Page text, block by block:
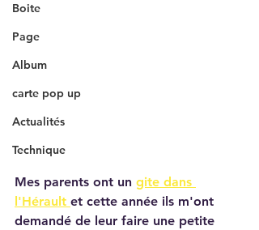
Boite
Page
Album
carte pop up
Actualités
Technique
Mes parents ont un gite dans
l'Hérault et cette année ils m'ont
demandé de leur faire une petite